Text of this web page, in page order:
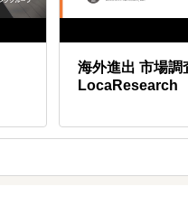
海外進出 市場調
LocaResearch